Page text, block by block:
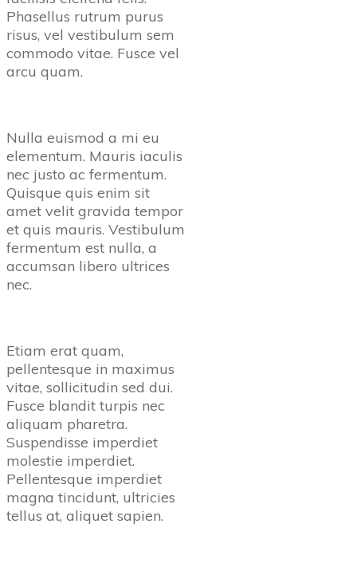
Phasellus rutrum purus
risus, vel vestibulum sem
commodo vitae. Fusce vel
arcu quam.
Nulla euismod a mi eu
elementum. Mauris iaculis
nec justo ac fermentum.
Quisque quis enim sit
amet velit gravida tempor
et quis mauris. Vestibulum
fermentum est nulla, a
accumsan libero ultrices
nec.
Etiam erat quam,
pellentesque in maximus
vitae, sollicitudin sed dui.
Fusce blandit turpis nec
aliquam pharetra.
Suspendisse imperdiet
molestie imperdiet.
Pellentesque imperdiet
magna tincidunt, ultricies
tellus at, aliquet sapien.